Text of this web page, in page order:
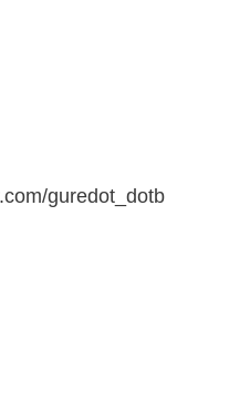
guredot_dotb